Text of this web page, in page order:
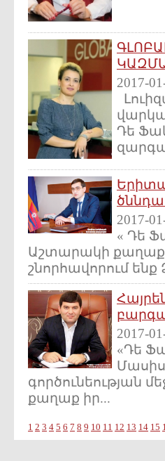
2017-
Դե
2017-
« Դե
Աշտարակի
շնորհավորում
2017-
«Դե
գործունեության
քաղաք իր...
1 2 3 4 5 6 7 8 9 10 11 12 13 14 15